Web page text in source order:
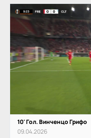
10' Гол. Винченцо Грифо
09.04.2026